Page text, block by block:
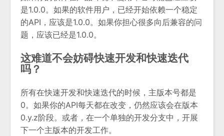
是1.0.0。如果的软件用户，已经开始依赖一个稳定
的API，应该是1.0.0。如果你担心很多向后兼容的问
题，应该已经是1.0.0。
这难道不会妨碍快速开发和快速迭代
吗？
所有在快速开发和快速迭代的时候，主版本号都是
0。如果你的API每天都在改变，仍然应该会在版本
0.y.z阶段。或者，在一个单独的开发分支中，开展
下一个主版本的开发工作。